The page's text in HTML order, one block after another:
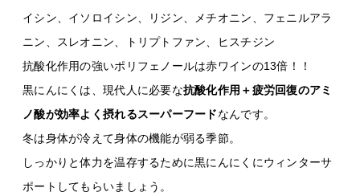
イシン、イソロイシン、リジン、メチオニン、フェニルアラ
ニン、スレオニン、トリプトファン、ヒスチジン
抗酸化作用の強いポリフェノールは赤ワインの13倍！！
黒にんにくは、現代人に必要な抗酸化作用＋疲労回復のアミ
ノ酸が効率よく摂れるスーパーフードなんです。
冬は身体が冷えて身体の機能が弱る季節。
しっかりと体力を温存するために黒にんにくにウィンターサ
ポートしてもらいましょう。